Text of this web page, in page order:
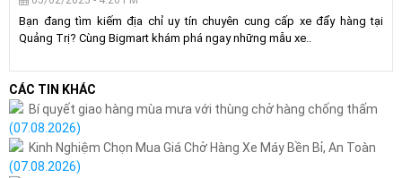
Bạn đang tìm kiếm địa chỉ uy tín chuyên cung cấp xe đẩy hàng tại
Quảng Trị? Cùng Bigmart khám phá ngay những mẫu xe..
CÁC TIN KHÁC
Bí quyết giao hàng mùa mưa với thùng chở hàng chống thấm
(07.08.2026)
Kinh Nghiệm Chọn Mua Giá Chở Hàng Xe Máy Bền Bỉ, An Toàn
(07.08.2026)